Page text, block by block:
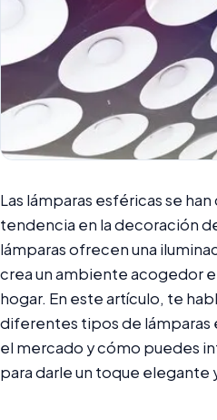
Las lámparas esféricas se
tendencia en la decoración
lámparas ofrecen una
crea un ambiente acogedor
hogar. En este artículo, te
diferentes tipos de lámparas
el mercado y cómo puedes
para darle un toque elegante